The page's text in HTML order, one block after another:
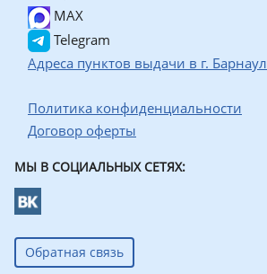
MAX
Telegram
Адреса пунктов выдачи в г. Барнаул
Политика конфиденциальности
Договор оферты
МЫ В СОЦИАЛЬНЫХ СЕТЯХ:
Обратная связь